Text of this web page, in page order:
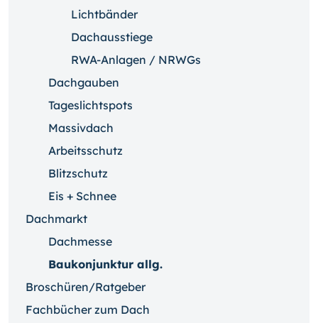
Lichtbänder
Dachausstiege
RWA-Anlagen / NRWGs
Dachgauben
Tageslichtspots
Massivdach
Arbeitsschutz
Blitzschutz
Eis + Schnee
Dachmarkt
Dachmesse
Baukonjunktur allg.
Broschüren/Ratgeber
Fachbücher zum Dach